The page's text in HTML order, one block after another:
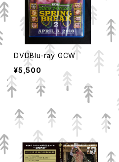
DVDBlu-ray GCW
¥5,500